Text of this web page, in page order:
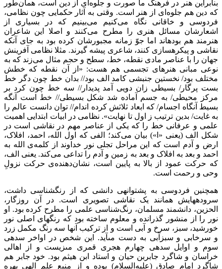
بنابراین هنر در فرهنگ ما صورت و جلوه‌ای از دین است، همان‌طور
که دین هم جلوه‌ای از هنر است‌. وقتی به آثار حکمایی چون نظامی‌،
فردوسی و خاقانی نگاه می‌کنیم می‌بینیم که در بسیاری از
اشعارشان مسائل هنری را مطرح می‌کنند و اصلا این شاعران
هنرمند هم بوده‏اند اما جوّ زمانه مجبورشان کرده بود به جاى آنکه
نقاشى و پیکره‏سازى کنند، شاعرى پیشه گیرند. مثلا نظامی آفرینش
جهان را با عناصر مادی نقطه، ‌خط‌، سطح و حجم مثال می‌زند که به
نوعی مبانى هنرهاى تجسمى هم هست: «از آن نقطه که خطش
مختلف بود/ نخستین جنبشی کامد الف بود// بدان خط چون دگر خط
بست پرگار/ بسیطی زان دویی آمد پدیدار// سه خط چون کرد بر
مرکز محیطی/ به جسم آماده شد شکل بسیطی// خط است آنگه
بسیط آنگاه اجسام/ که ابعاد ثلاثش کرده اندام// توان دانست عالم را
به غایت/ بدین ترتیب ز اول تا نهایت». نظامی در ابیات ابتدایی اهمیت
علمی و عرفانی خط را که یکی از عناصر مهم در نقاشی است در
شکل الف (یعنی «ا») بیان می‌کند؛ الفی که اول الله، احمد، افلاک،
ارض و آدم است که این مراحل تجلی نور خداوند از کلمه‌ی الله به
احمد و بعد به افلاک و بعد به زمین و آدم را تداعی می‌کند. یعنی الف‌،
که حرکت عمود از بالا به پایین است‌، نشان‌دهنده‌ی حرکت نزولِ
وحی و رحمت است‌.
همچنین فردوسى به پشتوانه‏ى دانشی که از رنگ‏شناسی داشت،
سروده‏هایش همانند یک نقاشی تصویری است. در آن روزگار،
الحزین، دانشمند مسلمان، رنگ‌‏شناسی علمى را مطرح کرده بود. او
نور را از منشور گذرانده و معلوم ساخته بود که رنگ‏های اصلی نور
خورشید، سبز، سرخ و آبى است و از ترکیب آن‏ها سه ‏رنگ مکمل زرد
و سرخابی و سبزآبی به دست مى‏آید. این شخص در اواخر سده‏ى
سوم و اوایل سده‏ى چهارم هجرى قمرى مى‏زیست و از اهالى
خراسان و شاگرد جابربن ‏حیان و استاد ابن هیثم بود. خود جابر هم
شاگرد امام صادق (علیه‌السلام) بوده و از منبع علم الهی بهره